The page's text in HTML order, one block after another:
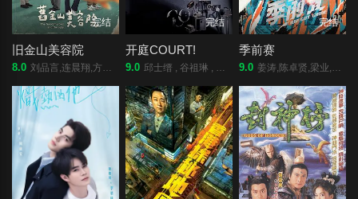
完结
旧金山美容院
8.0 刘品言,连晨翔,方志友,章广辰,杨铭威,陈孝萱,检场,房思瑜
完结
开庭COURT!
9.0 邱士缙 , 谷祖琳 , 朱鉴然 , 陈湛文 , 张达伦 , 汤骏业 , 陆骏光 , 黄正宜 , 黄德斌 , 许博文 , 欧镇灏 , 徐浩昌 , 苏家乐 , 伍咏诗 , 彭杏英 , 陈淑仪 , 练美娟 , 张锦程 , 张纹嘉 , 林子杰
完结
季前赛
9.0 姜涛,陈卓贤,梁业,郭嘉骏,张继聪